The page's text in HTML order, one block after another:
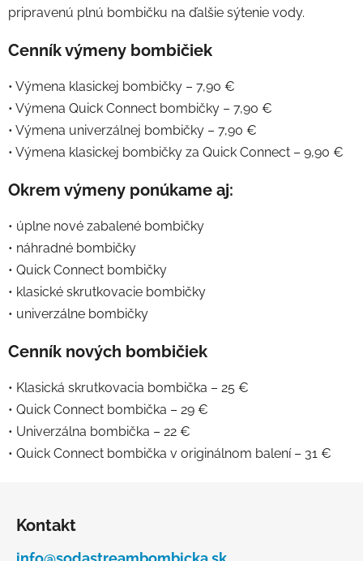
pripravenú plnú bombičku na ďalšie sýtenie vody.
Cenník výmeny bombičiek
• Výmena klasickej bombičky – 7,90 €
• Výmena Quick Connect bombičky – 7,90 €
• Výmena univerzálnej bombičky – 7,90 €
• Výmena klasickej bombičky za Quick Connect – 9,90 €
Okrem výmeny ponúkame aj:
• úplne nové zabalené bombičky
• náhradné bombičky
• Quick Connect bombičky
• klasické skrutkovacie bombičky
• univerzálne bombičky
Cenník nových bombičiek
• Klasická skrutkovacia bombička – 25 €
• Quick Connect bombička – 29 €
• Univerzálna bombička – 22 €
• Quick Connect bombička v originálnom balení – 31 €
Kontakt